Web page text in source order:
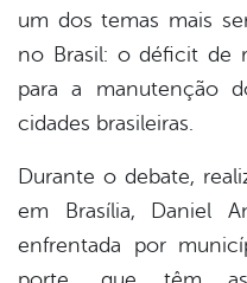
um dos temas mais
no Brasil: o déficit de
para a manutenção
cidades brasileiras.
Durante o debate,
em Brasília, Daniel
enfrentada por